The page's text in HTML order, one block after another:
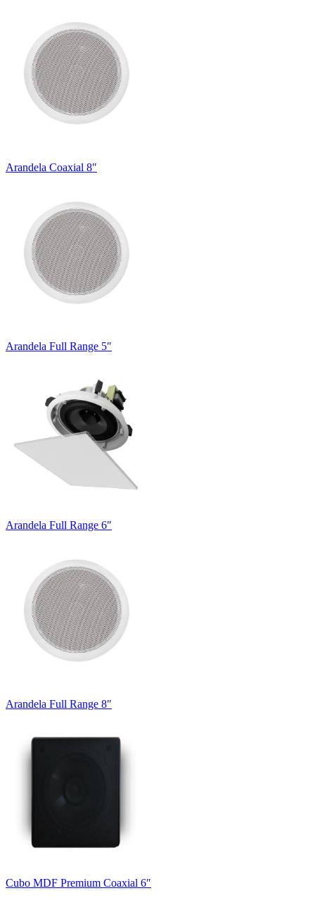
Arandela Coaxial 8″
Arandela Full Range 5″
Arandela Full Range 6″
Arandela Full Range 8″
Cubo MDF Premium Coaxial 6″